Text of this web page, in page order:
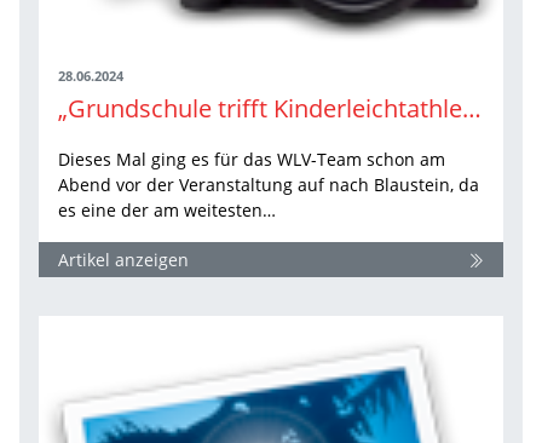
28.06.2024
„Grundschule trifft Kinderleichtathletik“ in erfolgreicher Zusammenarbeit mit dem TSV Blaustein
Dieses Mal ging es für das WLV-Team schon am
Abend vor der Veranstaltung auf nach Blaustein, da
es eine der am weitesten…
Artikel anzeigen